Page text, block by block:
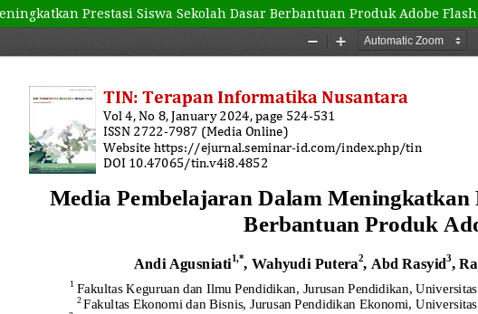
Prestasi Siswa Sekolah Dasar Berbantuan Produk Adobe Flash